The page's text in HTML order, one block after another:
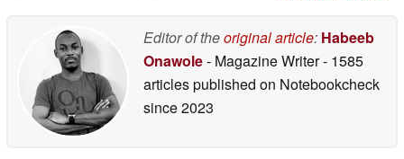
egyebekről
Editor of theoriginal article: Habeeb
Onawole- Magazine Writer- 1585
articles published on Notebookcheck
since 2023